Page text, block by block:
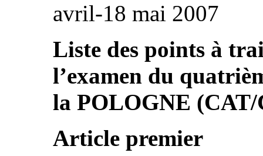
avril‑18 mai 2007
Liste des points à
l’examen du
la POLOGNE
Article premier